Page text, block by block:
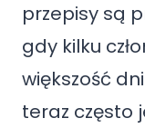
przepisy są
gdy kilku
większość
teraz często